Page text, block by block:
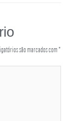
são marcados com*